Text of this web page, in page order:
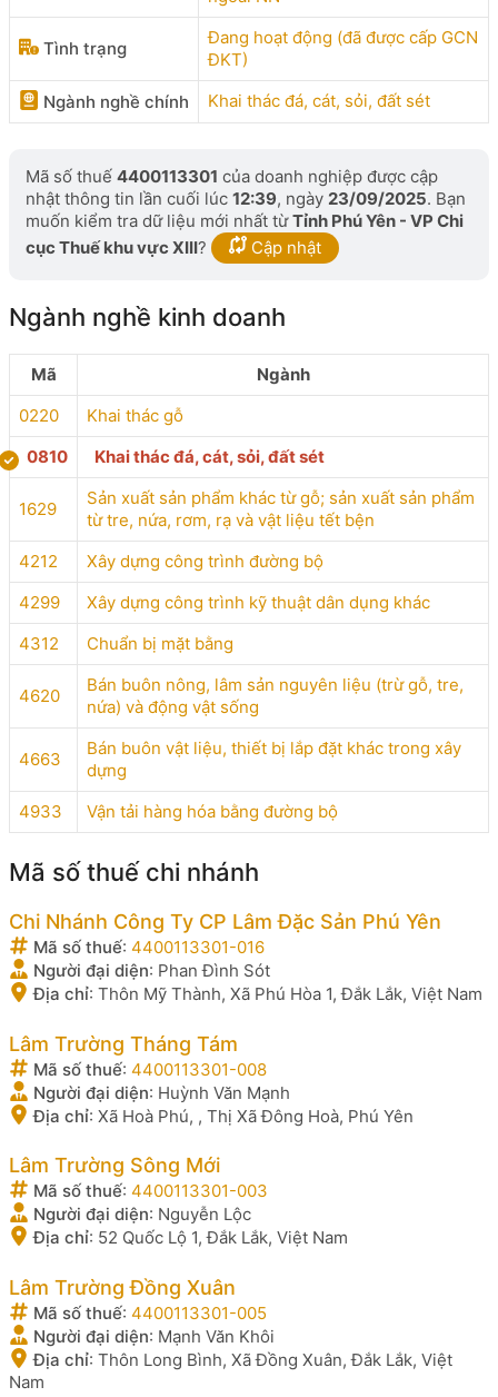
Tình trạng
Đang hoạt động (đã được cấp GCN
ĐKT)
Ngành nghề chính
Khai thác đá, cát, sỏi, đất sét
Mã số thuế 4400113301 của doanh nghiệp được cập
nhật thông tin lần cuối lúc 12:39, ngày 23/09/2025. Bạn
muốn kiểm tra dữ liệu mới nhất từTỉnh Phú Yên - VP Chi
cục Thuế khu vực XIII? Cập nhật
Ngành nghề kinh doanh
Mã
Ngành
0220
Khai thác gỗ
0810
Khai thác đá, cát, sỏi, đất sét
1629
Sản xuất sản phẩm khác từ gỗ; sản xuất sản phẩm
từ tre, nứa, rơm, rạ và vật liệu tết bện
4212
Xây dựng công trình đường bộ
4299
Xây dựng công trình kỹ thuật dân dụng khác
4312
Chuẩn bị mặt bằng
4620
Bán buôn nông, lâm sản nguyên liệu (trừ gỗ, tre,
nứa) và động vật sống
4663
Bán buôn vật liệu, thiết bị lắp đặt khác trong xây
dựng
4933
Vận tải hàng hóa bằng đường bộ
Mã số thuế chi nhánh
Chi Nhánh Công Ty CP Lâm Đặc Sản Phú Yên
Mã số thuế: 4400113301-016
Người đại diện: Phan Đình Sót
Địa chỉ: Thôn Mỹ Thành, Xã Phú Hòa 1, Đắk Lắk, Việt Nam
Lâm Trường Tháng Tám
Mã số thuế: 4400113301-008
Người đại diện: Huỳnh Văn Mạnh
Địa chỉ: Xã Hoà Phú, , Thị Xã Đông Hoà, Phú Yên
Lâm Trường Sông Mới
Mã số thuế: 4400113301-003
Người đại diện: Nguyễn Lộc
Địa chỉ: 52 Quốc Lộ 1, Đắk Lắk, Việt Nam
Lâm Trường Đồng Xuân
Mã số thuế: 4400113301-005
Người đại diện: Mạnh Văn Khôi
Địa chỉ: Thôn Long Bình, Xã Đồng Xuân, Đắk Lắk, Việt
Nam